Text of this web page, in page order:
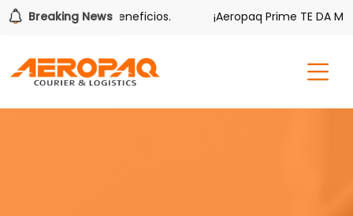
Breaking News
tiene sus beneficios. ¡Aeropaq Prime TE DA MÁS!